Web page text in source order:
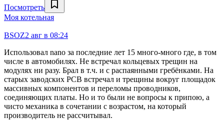
Посмотреть
Моя котельная
BSOZ2 авг в 08:24
Использовал nano за последние лет 15 много-много где, в том
числе в автомобилях. Не встречал кольцевых трещин на
модулях ни разу. Брал в т.ч. и с распаянными гребёнками. На
старых заводских PCB встречал и трещины вокруг площадок
массивных компонентов и переломы проводников,
соединяющих платы. Но и то были не вопросы к припою, а
чисто механика в сочетании с возрастом, на который
производитель не рассчитывал.